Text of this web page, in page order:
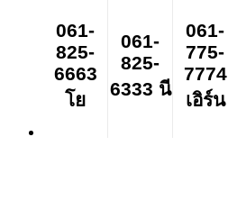
061-
825-
6663
โย
061-
825-
6333 นี
061-
775-
7774
เอิร์น